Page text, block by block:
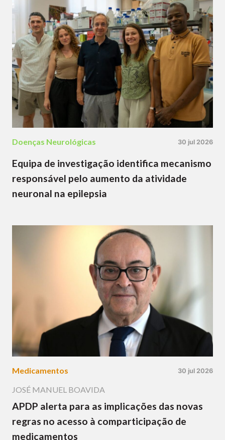
Doenças Neurológicas 30 jul 2026
Equipa de investigação identifica mecanismo
responsável pelo aumento da atividade
neuronal na epilepsia
Medicamentos 30 jul 2026
JOSÉ MANUEL BOAVIDA
APDP alerta para as implicações das novas
regras no acesso à comparticipação de
medicamentos